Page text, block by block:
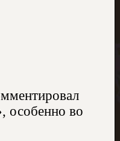
особенно во